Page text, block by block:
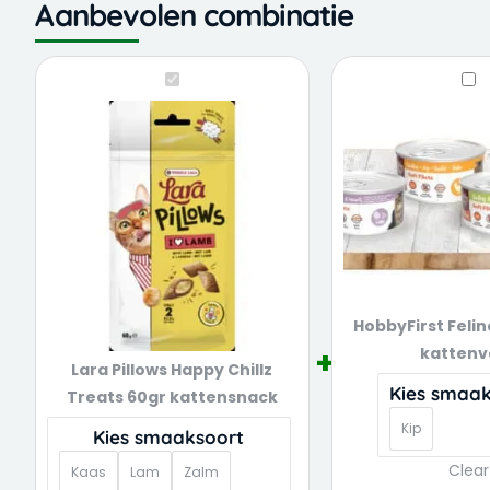
Aanbevolen combinatie
Lara
Pillows
Happy
Chillz
Treats
60gr
kattensnack
Lara Pillows Happy Chillz
Treats 60gr kattensnack
Kies smaaksoort
Kaas Lam Zalm
Lara
Pillows
Happy
Chillz
Treats
60gr
kattensnack
quantity
soft
HobbyFirst
Kies
Kip
Clear
filets